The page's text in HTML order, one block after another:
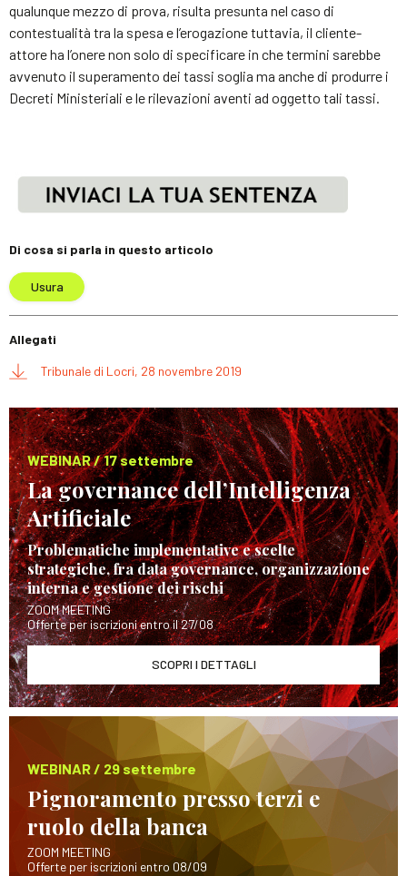
qualunque mezzo di prova, risulta presunta nel caso di
contestualità tra la spesa e l’erogazione tuttavia, il cliente-
attore ha l’onere non solo di specificare in che termini sarebbe
avvenuto il superamento dei tassi soglia ma anche di produrre i
Decreti Ministeriali e le rilevazioni aventi ad oggetto tali tassi.
Di cosa si parla in questo articolo
Usura
Allegati
Tribunale di Locri, 28 novembre 2019
WEBINAR / 17 settembre
La governance dell’Intelligenza
Artificiale
Problematiche implementative e scelte
strategiche, fra data governance, organizzazione
interna e gestione dei rischi
ZOOM MEETING
Offerte per iscrizioni entro il 27/08
SCOPRI I DETTAGLI
WEBINAR / 29 settembre
Pignoramento presso terzi e
ruolo della banca
ZOOM MEETING
Offerte per iscrizioni entro 08/09